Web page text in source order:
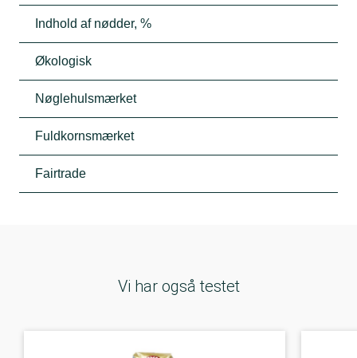
Indhold af nødder, %
Økologisk
Nøglehulsmærket
Fuldkornsmærket
Fairtrade
Vi har også testet